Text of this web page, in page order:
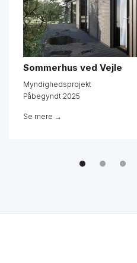
Sommerhus ved Vejle
Myndighedsprojekt
Påbegyndt 2025
Se mere →